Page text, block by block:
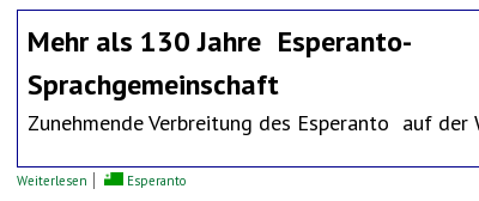
Mehr als 130 Jahre Esperanto-
Sprachgemeinschaft
Zunehmende Verbreitung des Esperanto auf der
Weiterlesen über Erklärung des Deutschen Esperanto-Bundes
Esperanto